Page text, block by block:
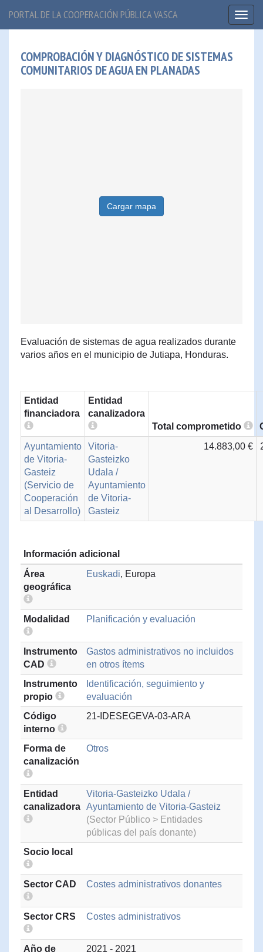
PORTAL DE LA COOPERACIÓN PÚBLICA VASCA
COMPROBACIÓN Y DIAGNÓSTICO DE SISTEMAS
COMUNITARIOS DE AGUA EN PLANADAS
Cargar mapa
Evaluación de sistemas de agua realizados durante
varios años en el municipio de Jutiapa, Honduras.
Entidad
financiadora
Entidad
canalizadora
Total comprometido
Ayuntamiento
de Vitoria-
Gasteiz
(Servicio de
Cooperación
al Desarrollo)
Vitoria-
Gasteizko
Udala /
Ayuntamiento
de Vitoria-
Gasteiz
14.883,00 €
Información adicional
Área
geográfica
Euskadi, Europa
Modalidad Planificación y evaluación
Instrumento
CAD
Gastos administrativos no incluidos
en otros ítems
Instrumento
propio
Identificación, seguimiento y
evaluación
Código
interno
21-IDESEGEVA-03-ARA
Forma de
canalización
Otros
Entidad
canalizadora
Vitoria-Gasteizko Udala /
Ayuntamiento de Vitoria-Gasteiz
(Sector Público > Entidades
públicas del país donante)
Socio local
Sector CAD Costes administrativos donantes
Sector CRS Costes administrativos
Año de
2021 - 2021